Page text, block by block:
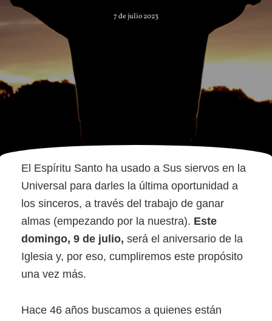
7 de julio 2023
La
última
oportunidad
para
los
sinceros
El Espíritu Santo ha usado a Sus siervos en la
Universal para darles la última oportunidad a
los sinceros, a través del trabajo de ganar
almas (empezando por la nuestra). Este
domingo, 9 de julio, será el aniversario de la
Iglesia y, por eso, cumpliremos este propósito
una vez más.
Hace 46 años buscamos a quienes están